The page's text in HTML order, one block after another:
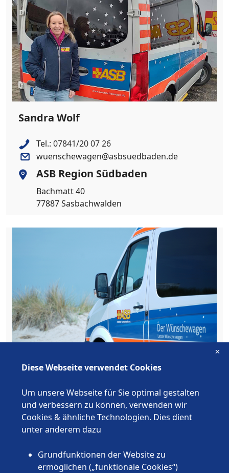
Sandra Wolf
Tel.: 07841/20 07 26
wuenschewagen@asbsuedbaden.de
ASB Region Südbaden
Bachmatt 40
77887 Sasbachwalden
Tel.:0221/47605-489
wuenschewagen@asb.de
ASB Deutschland e.V.
Sülzburgstraße 140
50937 Köln
Diese Webseite verwendet Cookies
Um unsere Webseite für Sie optimal gestalten
und verbessern zu können, verwenden wir
Cookies & ähnliche Technologien. Dies dient
unter anderem dazu
Grundfunktionen der Website zu
ermöglichen („funktionale Cookies“)
✕